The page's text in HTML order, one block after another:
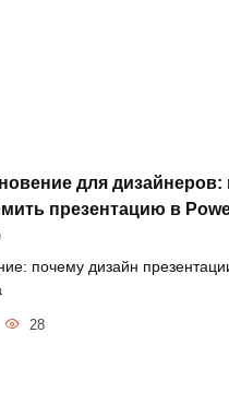
для дизайнеров:
презентацию в
почему дизайн
28